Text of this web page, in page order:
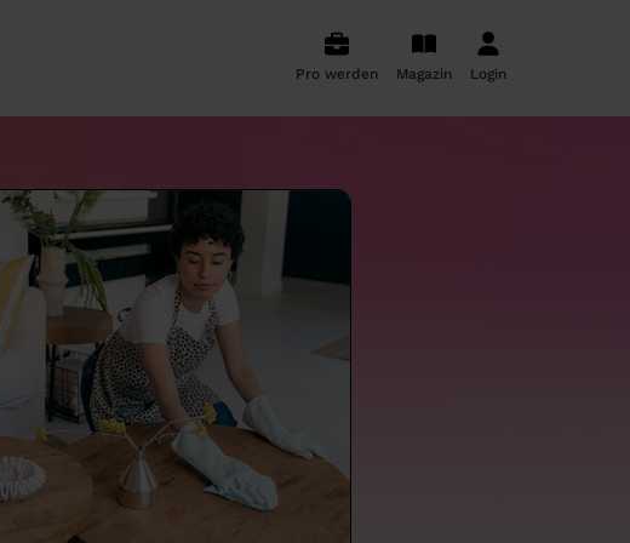
Pro werden Magazin Login